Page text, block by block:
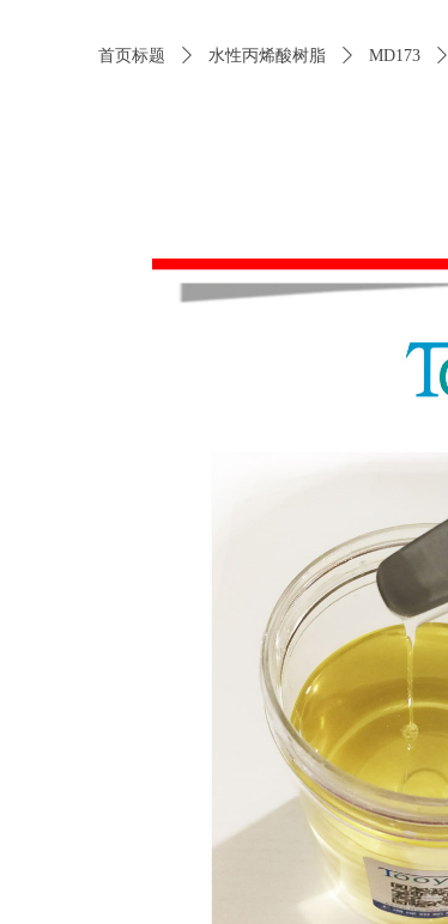
首页标题 ꄲ 水性丙烯酸树脂 ꄲ MD173 ꄲ